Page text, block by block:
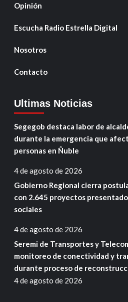
Opinión
Escucha Radio Estrella Digital
Nosotros
Contacto
Ultimas Noticias
Segegob destaca labor de
durante la emergencia que
personas en Ñuble
4 de agosto de 2026
Gobierno Regional cierra
con 2.645 proyectos
sociales
4 de agosto de 2026
Seremi de Transportes y
monitoreo de conectividad y
durante proceso de
4 de agosto de 2026